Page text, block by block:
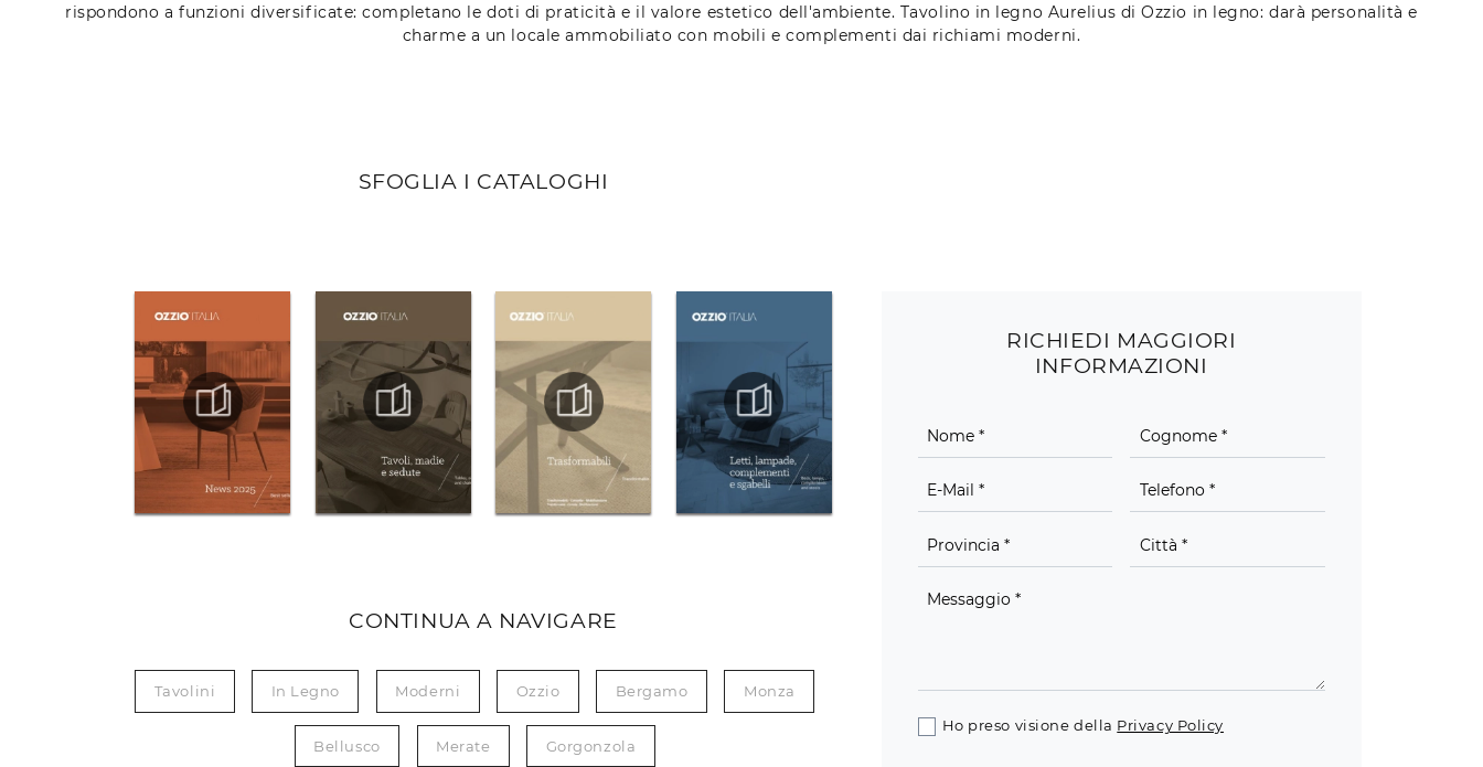
rispondono a funzioni diversificate: completano le doti di praticità e il valore estetico dell'ambiente. Tavolino in legno Aurelius di Ozzio in legno: darà personalità e
charme a un locale ammobiliato con mobili e complementi dai richiami moderni.
SFOGLIA I CATALOGHI
CONTINUA A NAVIGARE
Tavolini In Legno Moderni Ozzio Bergamo Monza
Bellusco Merate Gorgonzola
RICHIEDI MAGGIORI
INFORMAZIONI
Ho preso visione della Privacy Policy